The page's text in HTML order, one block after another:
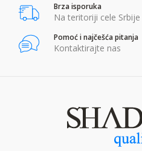
Brza isporuka
Na teritoriji cele Srbije
Pomoć i najčešća pitanja
Kontaktirajte nas